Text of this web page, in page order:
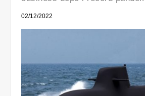
02/12/2022